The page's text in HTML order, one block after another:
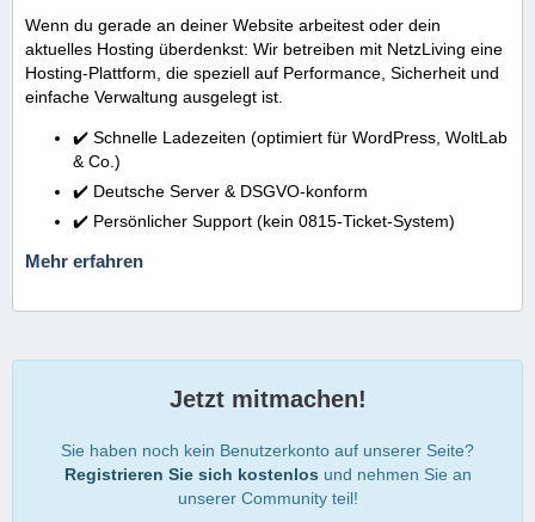
Wenn du gerade an deiner Website arbeitest oder dein
aktuelles Hosting überdenkst: Wir betreiben mit NetzLiving eine
Hosting-Plattform, die speziell auf Performance, Sicherheit und
einfache Verwaltung ausgelegt ist.
✔️ Schnelle Ladezeiten (optimiert für WordPress, WoltLab
& Co.)
✔️ Deutsche Server & DSGVO-konform
✔️ Persönlicher Support (kein 0815-Ticket-System)
Mehr erfahren
Jetzt mitmachen!
Sie haben noch kein Benutzerkonto auf unserer Seite?
Registrieren Sie sich kostenlos und nehmen Sie an
unserer Community teil!